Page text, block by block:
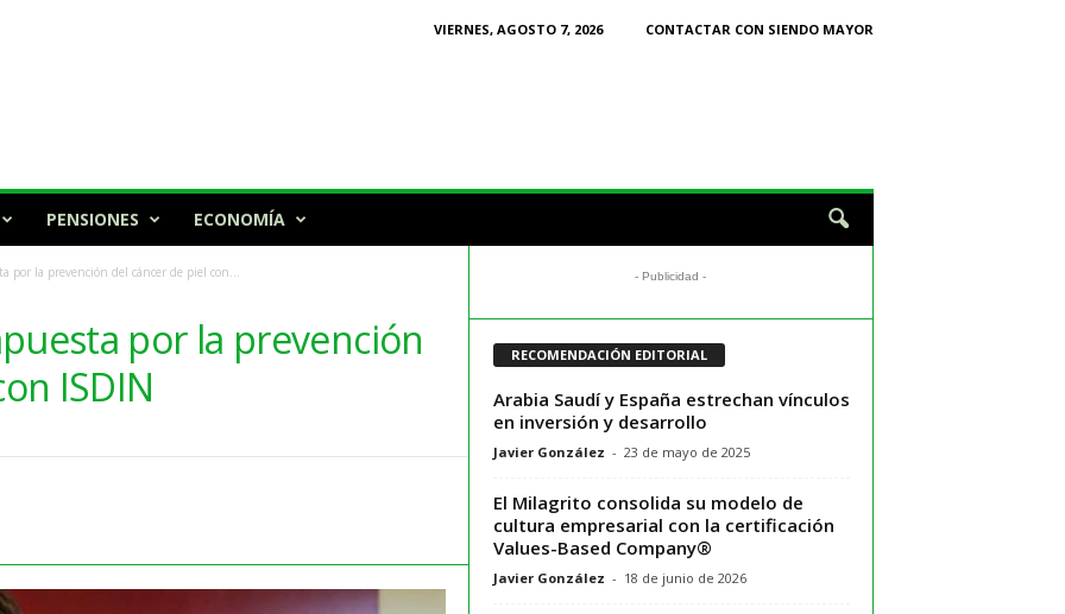
VIERNES, AGOSTO 7, 2026
CONTACTAR CON SIENDO MAYOR
PENSIONES ECONOMÍA
por la prevención del cáncer de piel con...
por la prevención
ISDIN
- Publicidad -
RECOMENDACIÓN EDITORIAL
Arabia Saudí y España estrechan vínculos
en inversión y desarrollo
Javier González - 23 de mayo de 2025
El Milagrito consolida su modelo de
cultura empresarial con la certificación
Values-Based Company®
Javier González - 18 de junio de 2026